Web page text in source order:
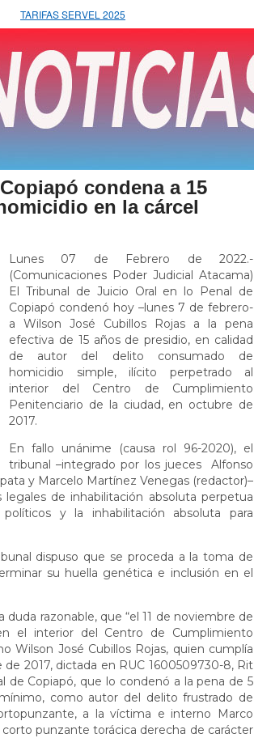
TARIFAS SERVEL 2025
condena a 15
en la cárcel
Lunes 07 de Febrero de 2022.-
(Comunicaciones Poder Judicial Atacama)
El Tribunal de Juicio Oral en lo Penal de
Copiapó condenó hoy –lunes 7 de febrero-
a Wilson José Cubillos Rojas a la pena
efectiva de 15 años de presidio, en calidad
de autor del delito consumado de
homicidio simple, ilícito perpetrado al
interior del Centro de Cumplimiento
Penitenciario de la ciudad, en octubre de
2017.
En fallo unánime (causa rol 96-2020), el
tribunal –integrado por los jueces Alfonso
y Marcelo Martínez Venegas (redactor)–
legales de inhabilitación absoluta perpetua
y la inhabilitación absoluta para
dispuso que se proceda a la toma de
su huella genética e inclusión en el
razonable, que “el 11 de noviembre de
el interior del Centro de Cumplimiento
Wilson José Cubillos Rojas, quien cumplía
2017, dictada en RUC 1600509730-8, Rit
de Copiapó, que lo condenó a la pena de 5
como autor del delito frustrado de
a la víctima e interno Marco
punzante torácica derecha de carácter